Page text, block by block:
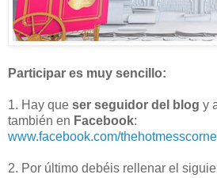
Participar es muy sencillo:
1. Hay que ser seguidor del blog y
también en Facebook:
www.facebook.com/
2. Por último debéis rellenar el